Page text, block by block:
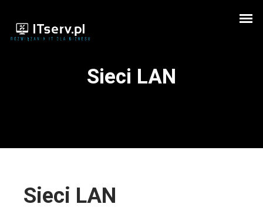
Sieci LAN
Sieci LAN